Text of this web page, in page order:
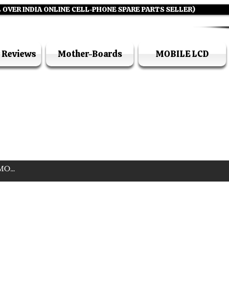
INDIA ONLINE CELL-PHONE SPARE PARTS SELLER)
Mother-Boards MOBILE LCD